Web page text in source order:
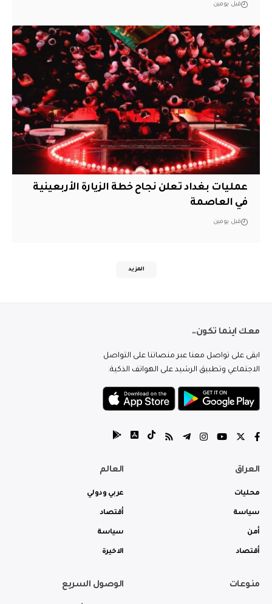
قبل يومين
عمليات بغداد تعلن نجاح خطة الزيارة الأربعينية
في العاصمة
قبل يومين
المزيد
معك اينما تكون..
ابقى على تواصل معنا عبر منصاتنا على التواصل
الاجتماعي وتطبيق الرشيد على الهواتف الذكية.
العراق
محليات
سياسة
أمن
أقتصاد
العالم
عربي ودولي
أقتصاد
سياسة
الاخيرة
منوعات الوصول السريع